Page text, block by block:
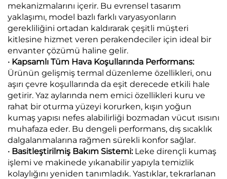
mekanizmalarını içerir. Bu evrensel tasarım
yaklaşımı, model bazlı farklı varyasyonların
gerekliliğini ortadan kaldırarak çeşitli müşteri
kitlesine hizmet veren perakendeciler için ideal bir
envanter çözümü haline gelir.
· Kapsamlı Tüm Hava Koşullarında Performans:
Ürünün gelişmiş termal düzenleme özellikleri, onu
aşırı çevre koşullarında da eşit derecede etkili hale
getirir. Yaz aylarında nem emici özellikleri kuru ve
rahat bir oturma yüzeyi korurken, kışın yoğun
kumaş yapısı nefes alabilirliği bozmadan vücut ısısını
muhafaza eder. Bu dengeli performans, dış sıcaklık
dalgalanmalarına rağmen sürekli konfor sağlar.
· Basitleştirilmiş Bakım Sistemi: Leke dirençli kumaş
işlemi ve makinede yıkanabilir yapıyla temizlik
kolaylığını yeniden tanımladık. Yastıklar, tekrarlanan